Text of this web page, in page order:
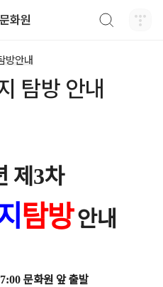
화원
방안내
탐방 안내
제 3차
탐방안내
문화원 앞 출발